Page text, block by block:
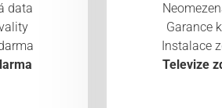
data
Garance
Instalace
Televize